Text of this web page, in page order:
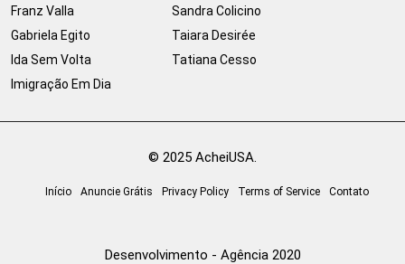
Franz Valla
Gabriela Egito
Ida Sem Volta
Imigração Em Dia
Sandra Colicino
Taiara Desirée
Tatiana Cesso
© 2025 AcheiUSA.
Início Anuncie Grátis Privacy Policy Terms of Service Contato
Desenvolvimento - Agência 2020